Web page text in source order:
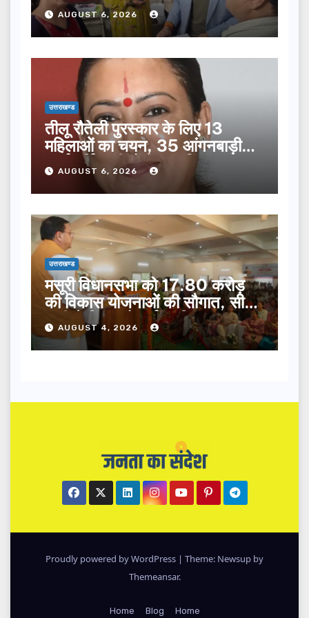
सूची से न छूटे…
AUGUST 6, 2026
उत्तराखण्ड
तीलू रौतेली पुरस्कार के लिए 13
महिलाओं का चयन, 35 आंगनबाड़ी
कार्यकर्तियां भी होंगी सम्मानित…
AUGUST 6, 2026
उत्तराखण्ड
मसूरी विधानसभा को 17.80 करोड़
की विकास योजनाओं की सौगात, सीएम
धामी ने किया लोकार्पण-शिलान्यास.
AUGUST 4, 2026
Proudly powered by WordPress | Theme: Newsup by
Themeansar.
Home Blog Home